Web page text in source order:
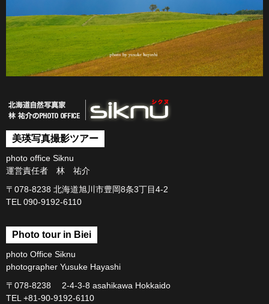
美瑛写真撮影ツアー
photo office Siknu
運営責任者 林 祐介
〒078-8238 北海道旭川市豊岡8条3丁目4-2
TEL 090-9192-6110
Photo tour in Biei
photo Office Siknu
photographer Yusuke Hayashi
〒078-8238 2-4-3-8 asahikawa Hokkaido
TEL +81-90-9192-6110